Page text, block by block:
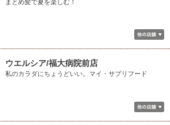
まとめ髪で夏を楽しむ！
ウエルシア/福大病院前店
私のカラダにちょうどいい。マイ・サプリフード